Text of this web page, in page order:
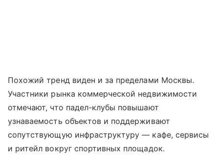
Похожий тренд виден и за пределами Москвы.
Участники рынка коммерческой недвижимости
отмечают, что падел-клубы повышают
узнаваемость объектов и поддерживают
сопутствующую инфраструктуру — кафе, сервисы
и ритейл вокруг спортивных площадок.